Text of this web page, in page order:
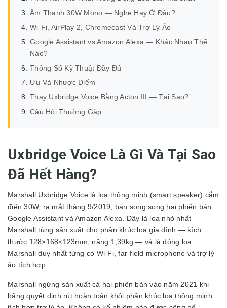
Âm Thanh 30W Mono — Nghe Hay Ở Đâu?
Wi-Fi, AirPlay 2, Chromecast Và Trợ Lý Ảo
Google Assistant vs Amazon Alexa — Khác Nhau Thế
Nào?
Thông Số Kỹ Thuật Đầy Đủ
Ưu Và Nhược Điểm
Thay Uxbridge Voice Bằng Acton III — Tại Sao?
Câu Hỏi Thường Gặp
Uxbridge Voice Là Gì Và Tại Sao
Đã Hết Hàng?
Marshall Uxbridge Voice là loa thông minh (smart speaker) cắm
điện 30W, ra mắt tháng 9/2019, bán song song hai phiên bản:
Google Assistant và Amazon Alexa. Đây là loa nhỏ nhất
Marshall từng sản xuất cho phân khúc loa gia đình — kích
thước 128×168×123mm, nặng 1,39kg — và là dòng loa
Marshall duy nhất từng có Wi-Fi, far-field microphone và trợ lý
ảo tích hợp.
Marshall ngừng sản xuất cả hai phiên bản vào năm 2021 khi
hãng quyết định rút hoàn toàn khỏi phân khúc loa thông minh